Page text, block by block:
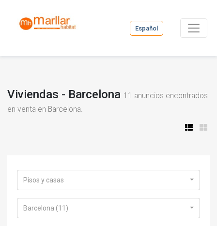
Español
Viviendas - Barcelona 11 anuncios encontrados
en venta en Barcelona.
Pisos y casas
Barcelona (11)